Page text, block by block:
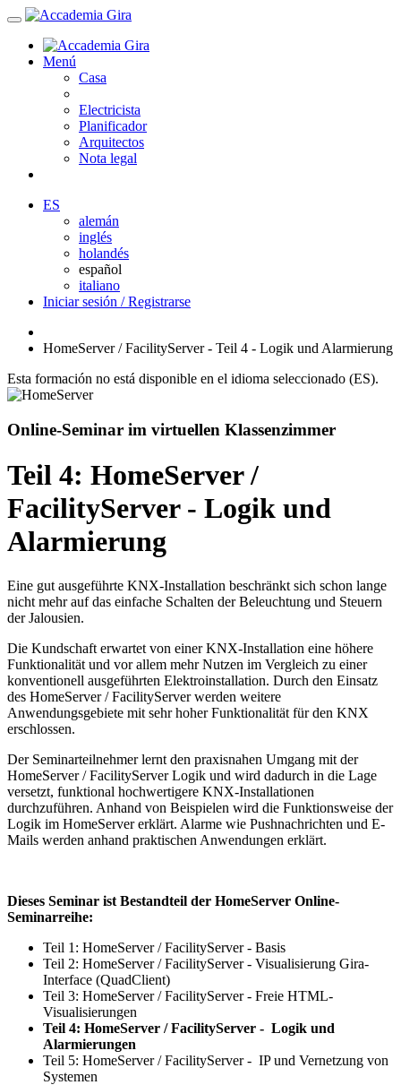
Menú
Casa
Electricista
Planificador
Arquitectos
Nota legal
ES
alemán
inglés
holandés
español
italiano
Iniciar sesión / Registrarse
HomeServer / FacilityServer - Teil 4 - Logik und Alarmierung
Esta formación no está disponible en el idioma seleccionado (ES).
Online-Seminar im virtuellen Klassenzimmer
Teil 4: HomeServer /
FacilityServer - Logik und
Alarmierung
Eine gut ausgeführte KNX-Installation beschränkt sich schon lange
nicht mehr auf das einfache Schalten der Beleuchtung und Steuern
der Jalousien.
Die Kundschaft erwartet von einer KNX-Installation eine höhere
Funktionalität und vor allem mehr Nutzen im Vergleich zu einer
konventionell ausgeführten Elektroinstallation. Durch den Einsatz
des HomeServer / FacilityServer werden weitere
Anwendungsgebiete mit sehr hoher Funktionalität für den KNX
erschlossen.
Der Seminarteilnehmer lernt den praxisnahen Umgang mit der
HomeServer / FacilityServer Logik und wird dadurch in die Lage
versetzt, funktional hochwertigere KNX-Installationen
durchzuführen. Anhand von Beispielen wird die Funktionsweise der
Logik im HomeServer erklärt. Alarme wie Pushnachrichten und E-
Mails werden anhand praktischen Anwendungen erklärt.
Dieses Seminar ist Bestandteil der HomeServer Online-
Seminarreihe:
Teil 1: HomeServer / FacilityServer - Basis
Teil 2: HomeServer / FacilityServer - Visualisierung Gira-
Interface (QuadClient)
Teil 3: HomeServer / FacilityServer - Freie HTML-
Visualisierungen
Teil 4: HomeServer / FacilityServer - Logik und
Alarmierungen
Teil 5: HomeServer / FacilityServer - IP und Vernetzung von
Systemen